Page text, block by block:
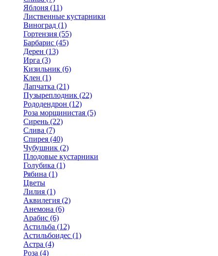
Яблоня (11)
Лиственные кустарники
Виноград (1)
Гортензия (55)
Барбарис (45)
Дерен (13)
Ирга (3)
Кизильник (6)
Клен (1)
Лапчатка (21)
Пузыреплодник (22)
Рододендрон (12)
Роза морщинистая (5)
Сирень (22)
Слива (7)
Спирея (40)
Чубушник (2)
Плодовые кустарники
Голубика (1)
Рябина (1)
Цветы
Лилия (1)
Аквилегия (2)
Анемона (6)
Арабис (6)
Астильба (12)
Астильбоидес (1)
Астра (4)
Роза (4)